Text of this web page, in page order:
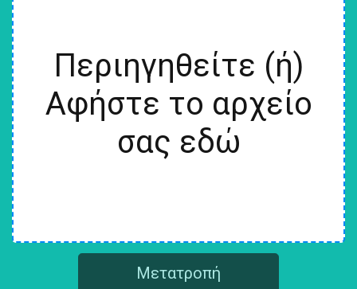
Περιηγηθείτε (ή)
Αφήστε το αρχείο
σας εδώ
Μετατροπή